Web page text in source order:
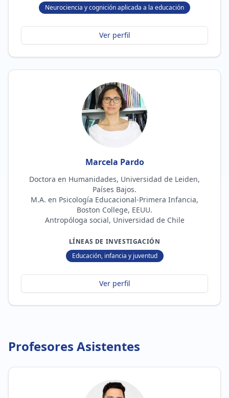
Neurociencia y cognición aplicada a la educación
Ver perfil
Marcela Pardo
Doctora en Humanidades, Universidad de Leiden,
Países Bajos.
M.A. en Psicología Educacional-Primera Infancia,
Boston College, EEUU.
Antropóloga social, Universidad de Chile
LÍNEAS DE INVESTIGACIÓN
Educación, infancia y juventud
Ver perfil
Profesores Asistentes